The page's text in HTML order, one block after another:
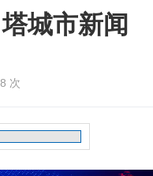
城市新闻
次